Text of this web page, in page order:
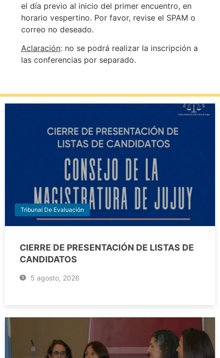
el día previo al inicio del primer encuentro, en
horario vespertino. Por favor, revise el SPAM o
correo no deseado.
Aclaración: no se podrá realizar la inscripción a
las conferencias por separado.
Tribunal De Evaluación
CIERRE DE PRESENTACIÓN DE LISTAS DE
CANDIDATOS
5 agosto, 2026